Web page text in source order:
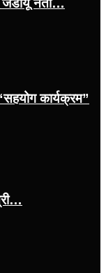
जेडीयू नेता…
कार्यक्रम”